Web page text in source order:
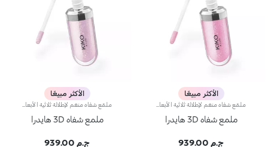
الأكثر مبيعًا
ملمع شفاه 3D هايدرا
ج.م 939.00
الأكثر مبيعًا
ملمع شفاه 3D هايدرا
ج.م 939.00